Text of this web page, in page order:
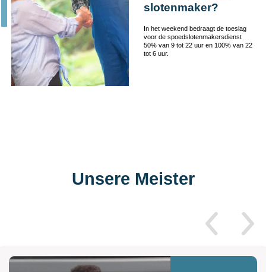
slotenmaker?
In het weekend bedraagt de toeslag
voor de spoedslotenmakersdienst
50% van 9 tot 22 uur en 100% van 22
tot 6 uur.
Unsere Meister